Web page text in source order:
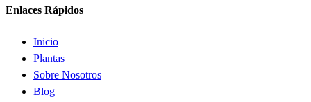
Enlaces Rápidos
Inicio
Plantas
Sobre Nosotros
Blog